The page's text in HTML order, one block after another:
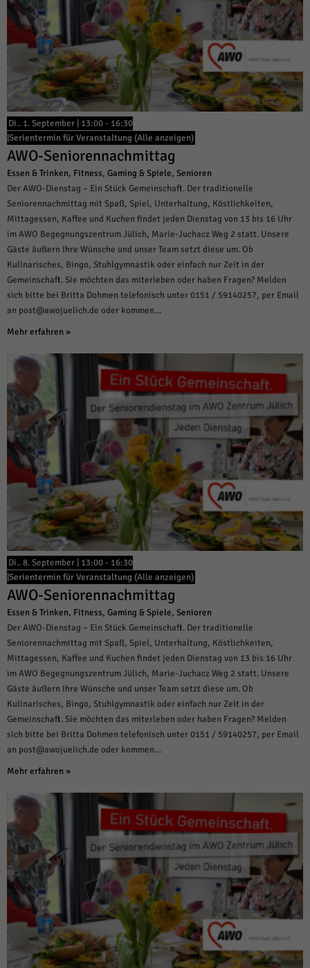
Di.. 1. September | 13:00- 16:30
Serientermin für Veranstaltung (Alle anzeigen)
AWO-Seniorennachmittag
Essen & Trinken, Fitness, Gaming & Spiele, Senioren
Der AWO-Dienstag – Ein Stück Gemeinschaft. Der traditionelle
Seniorennachmittag mit Spaß, Spiel, Unterhaltung, Köstlichkeiten,
Mittagessen, Kaffee und Kuchen findet jeden Dienstag von 13 bis 16 Uhr
im AWO Begegnungszentrum Jülich, Marie-Juchacz Weg 2 statt. Unsere
Gäste äußern Ihre Wünsche und unser Team setzt diese um. Ob
Kulinarisches, Bingo, Stuhlgymnastik oder einfach nur Zeit in der
Gemeinschaft. Sie möchten das miterleben oder haben Fragen? Melden
sich bitte bei Britta Dohmen telefonisch unter 0151 / 59140257, per Email
an post@awojuelich.de oder kommen…
Mehr erfahren »
Di.. 8. September | 13:00- 16:30
Serientermin für Veranstaltung (Alle anzeigen)
AWO-Seniorennachmittag
Essen & Trinken, Fitness, Gaming & Spiele, Senioren
Der AWO-Dienstag – Ein Stück Gemeinschaft. Der traditionelle
Seniorennachmittag mit Spaß, Spiel, Unterhaltung, Köstlichkeiten,
Mittagessen, Kaffee und Kuchen findet jeden Dienstag von 13 bis 16 Uhr
im AWO Begegnungszentrum Jülich, Marie-Juchacz Weg 2 statt. Unsere
Gäste äußern Ihre Wünsche und unser Team setzt diese um. Ob
Kulinarisches, Bingo, Stuhlgymnastik oder einfach nur Zeit in der
Gemeinschaft. Sie möchten das miterleben oder haben Fragen? Melden
sich bitte bei Britta Dohmen telefonisch unter 0151 / 59140257, per Email
an post@awojuelich.de oder kommen…
Mehr erfahren »